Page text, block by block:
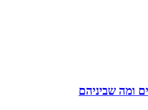
ומה שביניהם